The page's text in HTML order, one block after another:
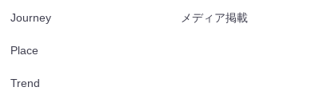
Journey
Place
Trend
メディア掲載